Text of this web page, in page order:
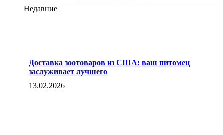
Недавние
Доставка зоотоваров из США: ваш питомец
заслуживает лучшего
13.02.2026